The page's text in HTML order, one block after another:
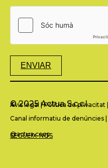
ENVIAR
© 2025 Actua S.c.c.l.
Avís legal |Política de privacitat
Canal informatiu de denúncies
SEGUEIX-NOS
@actua.coop